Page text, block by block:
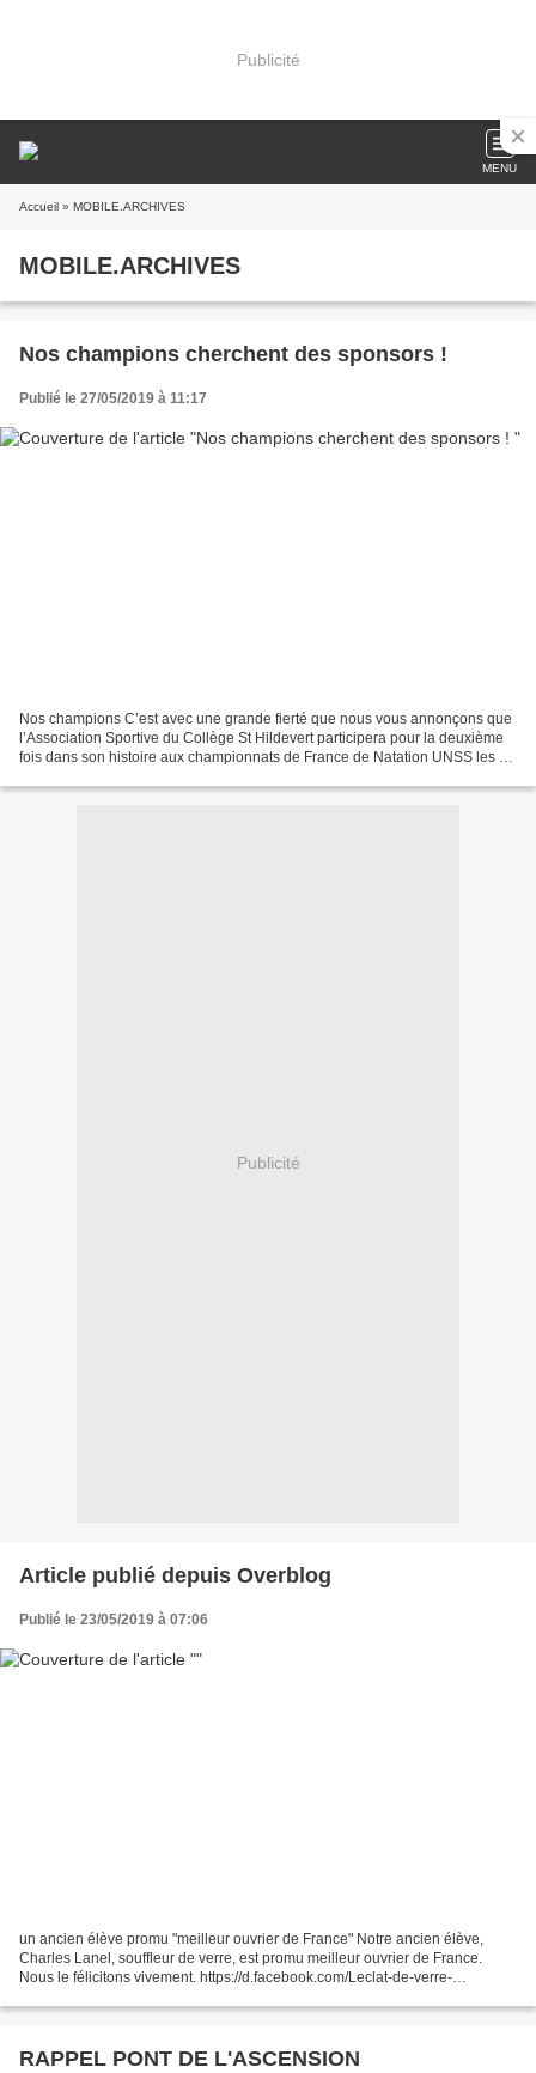
Publicité
MENU
Accueil » MOBILE.ARCHIVES
MOBILE.ARCHIVES
Nos champions cherchent des sponsors !
Publié le 27/05/2019 à 11:17
Nos champions C’est avec une grande fierté que nous vous annonçons que
l’Association Sportive du Collège St Hildevert participera pour la deuxième
fois dans son histoire aux championnats de France de Natation UNSS les 5,
Publicité
Article publié depuis Overblog
Publié le 23/05/2019 à 07:06
un ancien élève promu "meilleur ouvrier de France" Notre ancien élève,
Charles Lanel, souffleur de verre, est promu meilleur ouvrier de France.
Nous le félicitons vivement. https://d.facebook.com/Leclat-de-verre-
RAPPEL PONT DE L'ASCENSION